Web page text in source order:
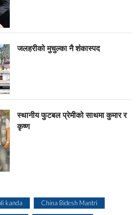
जलहरीको मुचुल्का नै शंंकास्पद
स्थानीय फुटबल प्रेमीको साथमा कुमार र
कृष्ण
kanda China Bidesh Mantri